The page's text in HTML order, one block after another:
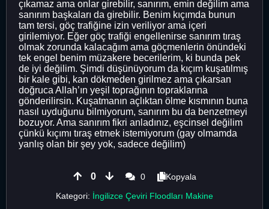
çıkamaz ama onlar girebilir, sanırım, emin değilim ama
sanırım başkaları da girebilir. Benim kıçımda bunun
tam tersi, göç trafiğine izin veriliyor ama içeri
girilemiyor. Eğer göç trafiği engellenirse sanırım tıraş
olmak zorunda kalacağım ama göçmenlerin önündeki
tek engel benim müzakere becerilerim, ki bunda pek
de iyi değilim. Şimdi düşünüyorum da kıçım kuşatılmış
bir kale gibi, kan dökmeden girilmez ama çıkarsan
doğruca Allah’ın yeşil toprağının topraklarına
gönderilirsin. Kuşatmanın açlıktan ölme kısmının buna
nasıl uyduğunu bilmiyorum, sanırım bu da benzetmeyi
bozuyor. Ama sanırım fikri anladınız, eşcinsel değilim
çünkü kıçımı tıraş etmek istemiyorum (gay olmamda
yanlış olan bir şey yok, sadece değilim)
0 0
Kopyala
Kategori: İngilizce Çeviri Floodları Makine